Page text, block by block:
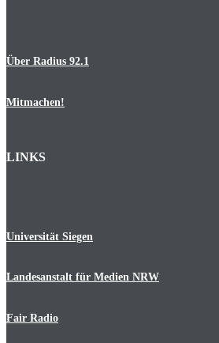
Über Radius 92.1
Mitmachen!
LINKS
Universität Siegen
Landesanstalt für Medien NRW
Fair Radio